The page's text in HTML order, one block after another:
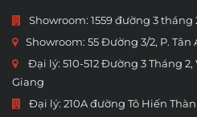
Showroom: 1559 đường 3 tháng
Showroom: 55 Đường 3/2, P. Tân
Đại lý: 510-512 Đường 3 Tháng
Giang
Đại lý: 210A đường Tô Hiến